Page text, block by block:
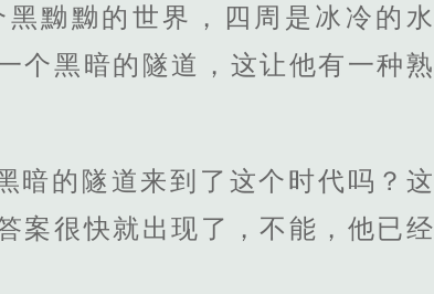
黝黝的世界，四周是冰冷的水
个黑暗的隧道，这让他有一种熟
暗的隧道来到了这个时代吗？这
案很快就出现了，不能，他已经